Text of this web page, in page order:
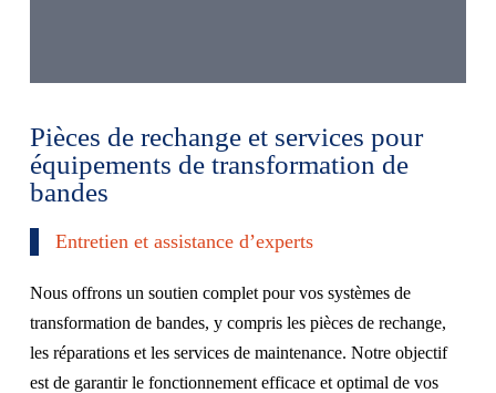
Pièces de rechange et services pour
équipements de transformation de
bandes
Entretien et assistance d’experts
Nous offrons un soutien complet pour vos systèmes de
transformation de bandes, y compris les pièces de rechange,
les réparations et les services de maintenance. Notre objectif
est de garantir le fonctionnement efficace et optimal de vos